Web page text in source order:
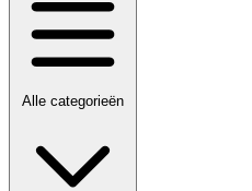
Alle categorieën